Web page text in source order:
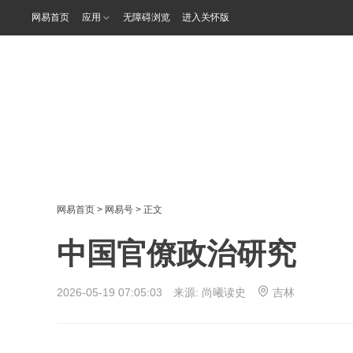
网易首页 应用 无障碍浏览 进入关怀版
网易首页 > 网易号 > 正文
中国官僚政治研究
2026-05-19 07:05:03 来源: 尚曦读史 吉林